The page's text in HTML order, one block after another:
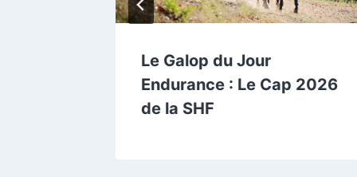
Le Galop du Jour
Endurance : Le Cap 2026
de la SHF